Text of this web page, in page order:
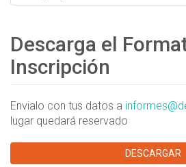
Descarga el
Inscripción
Envialo con tus datos a
lugar quedará reservado
DESCARGAR